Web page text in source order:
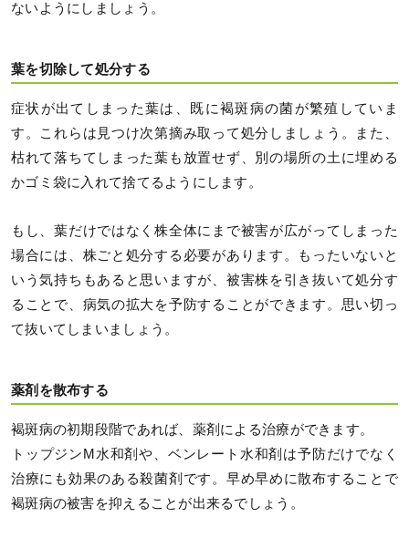
ないようにしましょう。
葉を切除して処分する
症状が出てしまった葉は、既に褐斑病の菌が繁殖していま
す。これらは見つけ次第摘み取って処分しましょう。また、
枯れて落ちてしまった葉も放置せず、別の場所の土に埋める
かゴミ袋に入れて捨てるようにします。
もし、葉だけではなく株全体にまで被害が広がってしまった
場合には、株ごと処分する必要があります。もったいないと
いう気持ちもあると思いますが、被害株を引き抜いて処分す
ることで、病気の拡大を予防することができます。思い切っ
て抜いてしまいましょう。
薬剤を散布する
褐斑病の初期段階であれば、薬剤による治療ができます。
トップジンM水和剤や、ベンレート水和剤は予防だけでなく
治療にも効果のある殺菌剤です。早め早めに散布することで
褐斑病の被害を抑えることが出来るでしょう。